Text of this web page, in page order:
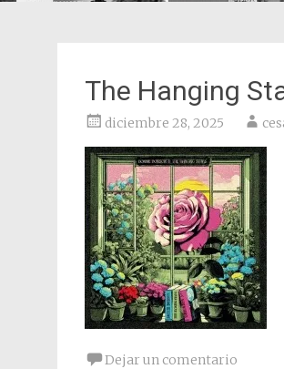
The Hanging
diciembre 28, 2025
Dejar un comentario